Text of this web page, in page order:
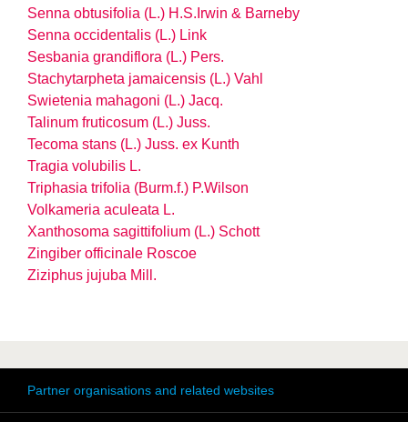
Senna obtusifolia (L.) H.S.Irwin & Barneby
Senna occidentalis (L.) Link
Sesbania grandiflora (L.) Pers.
Stachytarpheta jamaicensis (L.) Vahl
Swietenia mahagoni (L.) Jacq.
Talinum fruticosum (L.) Juss.
Tecoma stans (L.) Juss. ex Kunth
Tragia volubilis L.
Triphasia trifolia (Burm.f.) P.Wilson
Volkameria aculeata L.
Xanthosoma sagittifolium (L.) Schott
Zingiber officinale Roscoe
Ziziphus jujuba Mill.
Partner organisations and related websites